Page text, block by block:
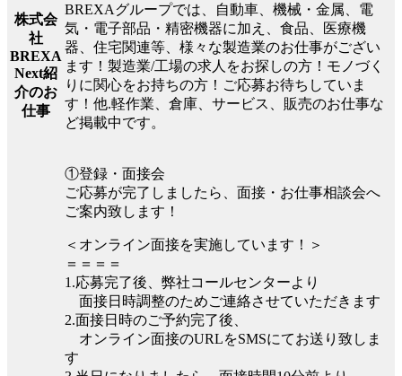
株式会
社
BREXA
Next紹
介のお
仕事
BREXAグループでは、自動車、機械・金属、電
気・電子部品・精密機器に加え、食品、医療機
器、住宅関連等、様々な製造業のお仕事がござい
ます！製造業/工場の求人をお探しの方！モノづく
りに関心をお持ちの方！ご応募お待ちしていま
す！他.軽作業、倉庫、サービス、販売のお仕事な
ど掲載中です。
①登録・面接会
ご応募が完了しましたら、面接・お仕事相談会へ
ご案内致します！
＜オンライン面接を実施しています！＞
＝＝＝＝
1.応募完了後、弊社コールセンターより
面接日時調整のためご連絡させていただきます
2.面接日時のご予約完了後、
オンライン面接のURLをSMSにてお送り致しま
す